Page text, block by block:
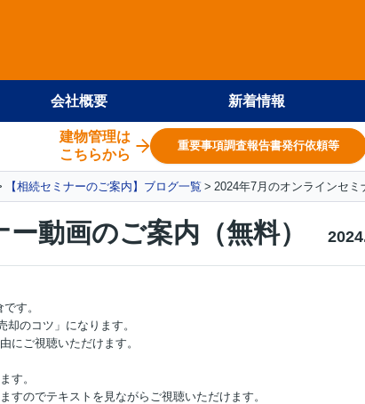
会社概要 新着情報
建物管理は
こちらから
重要事項調査報告書発行依頼等
【相続セミナーのご案内】ブログ一覧 2024年7月のオンラインセミ
動画のご案内（無料）
す。
のコツ」になります。
にご視聴いただけます。
す。
のでテキストを見ながらご視聴いただけます。